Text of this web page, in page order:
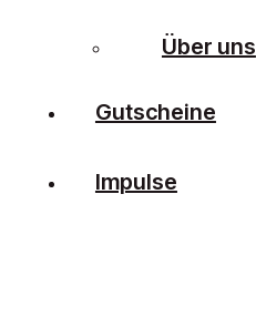
Über uns
Gutscheine
Impulse